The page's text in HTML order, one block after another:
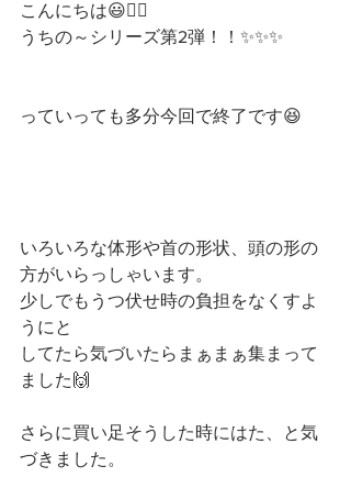
こんにちは😃🙋‍♀️
うちの～シリーズ第2弾！！✨✨✨
っていっても多分今回で終了です😆
いろいろな体形や首の形状、頭の形の
方がいらっしゃいます。
少しでもうつ伏せ時の負担をなくすよ
うにと
してたら気づいたらまぁまぁ集まって
ました🙌
さらに買い足そうした時にはた、と気
づきました。